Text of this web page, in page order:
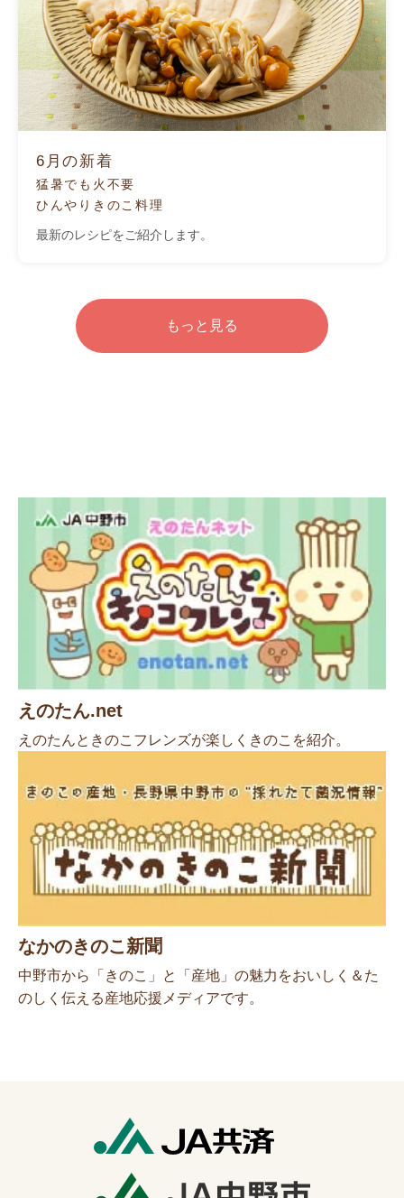
6月の新着
猛暑でも火不要
ひんやりきのこ料理
最新のレシピをご紹介します。
もっと見る
えのたん.net
えのたんときのこフレンズが楽しくきのこを紹介。
なかのきのこ新聞
中野市から「きのこ」と「産地」の魅力をおいしく＆た
のしく伝える産地応援メディアです。